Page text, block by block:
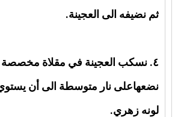
ثم نضيفه الى العجينة.
٤. نسكب العجينة في مقلاة مخصصة
نضعهاعلى نار متوسطة الى أن
لونه زهري.